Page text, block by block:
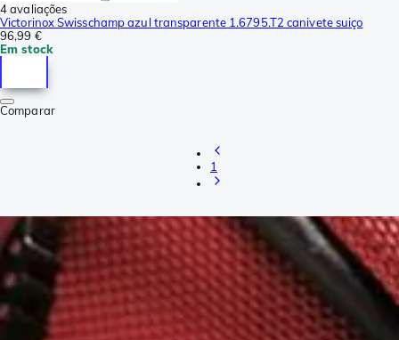
4 avaliações
Victorinox Swisschamp azul transparente 1.6795.T2 canivete suiço
96,99 €
Em stock
Comparar
1